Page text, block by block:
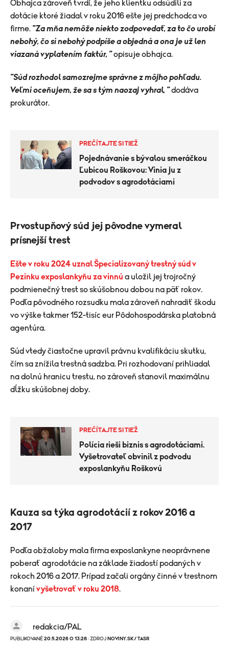
Obhajca zároveň tvrdí, že jeho klientku odsúdili za
dotácie ktoré žiadal v roku 2016 ešte jej predchodca vo
firme. "Za mňa nemôže niekto zodpovedať, za to čo urobí
nebohý, čo si nebohý podpíše a objedná a ona je už len
viazaná vyplatením faktúr, "opisuje obhajca.
"Súd rozhodol samozrejme správne z môjho pohľadu.
Veľmi oceňujem, že sa s tým naozaj vyhral, "dodáva
prokurátor.
PREČÍTAJTE SI TIEŽ
Pojednávanie s bývalou smeráčkou
Ľubicou Roškovou: Vinia ju z
podvodov s agrodotáciami
Prvostupňový súd jej pôvodne vymeral
prísnejší trest
Ešte v roku 2024 uznal Špecializovaný trestný súd v
Pezinku exposlankyňu za vinnú a uložil jej trojročný
podmienečný trest so skúšobnou dobou na päť rokov.
Podľa pôvodného rozsudku mala zároveň nahradiť škodu
vo výške takmer 152-tisíc eur Pôdohospodárska platobná
agentúra.
Súd vtedy čiastočne upravil právnu kvalifikáciu skutku,
čím sa znížila trestná sadzba. Pri rozhodovaní prihliadal
na dolnú hranicu trestu, no zároveň stanovil maximálnu
dĺžku skúšobnej doby.
PREČÍTAJTE SI TIEŽ
Polícia rieši biznis s agrodotáciami.
Vyšetrovateľ obvinil z podvodu
exposlankyňu Roškovú
Kauza sa týka agrodotácií z rokov 2016 a
2017
Podľa obžaloby mala firma exposlankyne neoprávnene
poberať agrodotácie na základe žiadostí podaných v
rokoch 2016 a 2017. Prípad začali orgány činné v trestnom
konanívyšetrovať v roku 2018.
redakcia/PAL
PUBLIKOVANÉ 20.5.2026 O 13:28 · ZDROJ NOVINY.SK/ TASR